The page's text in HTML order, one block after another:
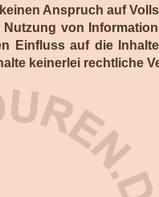
Anspruch auf
von
Einfluss auf die
keinerlei rechtliche